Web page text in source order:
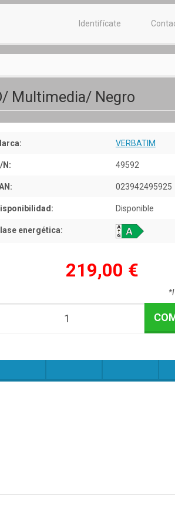
Identifícate
Multimedia/ Negro
VERBATIM
N: 49592
023942495925
Disponible
energética:
219,00 €